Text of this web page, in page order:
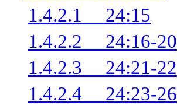
1.4.2.1
24:15
1.4.2.2
24:16-20
1.4.2.3
24:21-22
1.4.2.4
24:23-26